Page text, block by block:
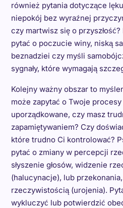
również pytania dotyczące
niepokój bez wyraźnej
czy martwisz się o
pytać o poczucie winy, niską
beznadziei czy myśli
sygnały, które wymagają
Kolejny ważny obszar to
może zapytać o Twoje
uporządkowane, czy masz
zapamiętywaniem? Czy
które trudno Ci kontrolować?
pytać o zmiany w percepcji
słyszenie głosów, widzenie
(halucynacje), lub
rzeczywistością (urojenia).
wykluczyć lub potwierdzić